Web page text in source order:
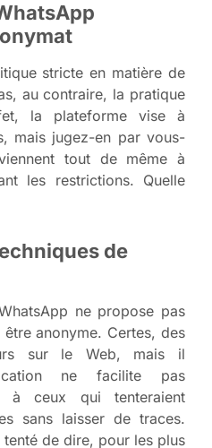
stricte en matière de
au contraire, la pratique
la plateforme vise à
mais jugez-en par vous-
tout de même à
les restrictions. Quelle
de
ne propose pas
anonyme. Certes, des
sur le Web, mais il
ne facilite pas
à ceux qui tenteraient
sans laisser de traces.
de dire, pour les plus